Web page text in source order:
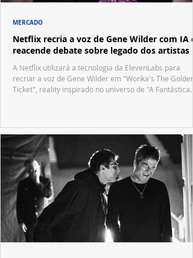
Netflix recria a voz de Gene Wilder com IA e
reacende debate sobre legado dos artistas
A Netflix utilizará a tecnologia da ElevenLabs para
recriar a voz de Gene Wilder em "Wonka's The Golden
Ticket", reality inspirado no universo de "A Fantástica
MERCADO